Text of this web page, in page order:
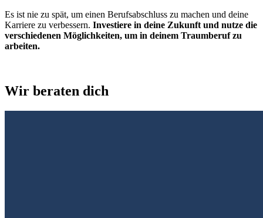
Es ist nie zu spät, um einen Berufsabschluss zu machen und deine
Karriere zu verbessern. Investiere in deine Zukunft und nutze die
verschiedenen Möglichkeiten, um in deinem Traumberuf zu
arbeiten.
Wir beraten dich